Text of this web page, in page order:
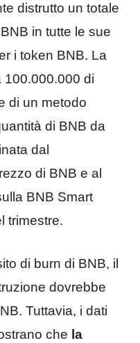
distrutto un totale
in tutte le sue
i token BNB. La
100.000.000 di
di un metodo
di BNB da
dal
di BNB e al
BNB Smart
trimestre.
di burn di BNB, il
dovrebbe
Tuttavia, i dati
che la